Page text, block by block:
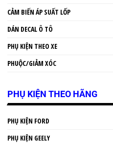
CẢM BIẾN ÁP SUẤT LỐP
DÁN DECAL Ô TÔ
PHỤ KIỆN THEO XE
PHUỘC/GIẢM XÓC
PHỤ KIỆN THEO HÃNG
PHỤ KIỆN FORD
PHỤ KIỆN GEELY